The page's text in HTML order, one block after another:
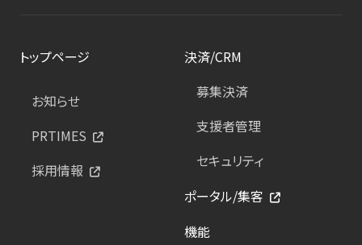
トップページ
お知らせ
PRTIMES
採用情報
決済/CRM
募集決済
支援者管理
セキュリティ
ポータル/集客
機能